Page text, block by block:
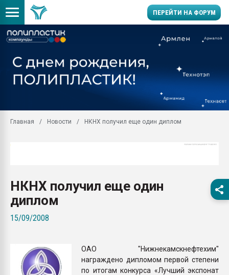
ПЕРЕЙТИ НА ФОРУМ
Вакуум-формовочные
28.07.2026
пластмасс
28.07.2026
Материал
вакуумного
ПЕРЕЙТИ НА
Главная Новости НКНХ получил еще один диплом
НКНХ получил еще один
диплом
15/09/2008
ОАО "Нижнекамскнефтехим"
награждено дипломом первой степени
по итогам конкурса «Лучший экспонат